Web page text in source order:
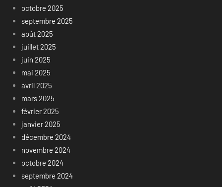
octobre 2025
septembre 2025
août 2025
juillet 2025
juin 2025
mai 2025
avril 2025
mars 2025
février 2025
janvier 2025
décembre 2024
novembre 2024
octobre 2024
septembre 2024